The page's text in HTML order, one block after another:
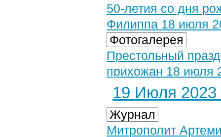
50-летия со дня
Филиппа 18 июля
Фотогалерея
Престольный
прихожан 18 июля
19 Июля 2023
Журнал
Митрополит